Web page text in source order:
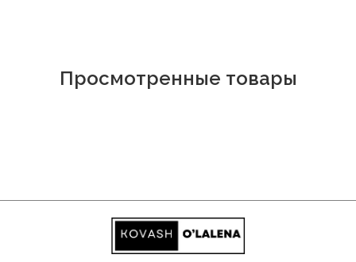
Просмотренные товары